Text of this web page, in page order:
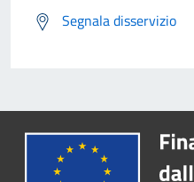
Segnala disservizio